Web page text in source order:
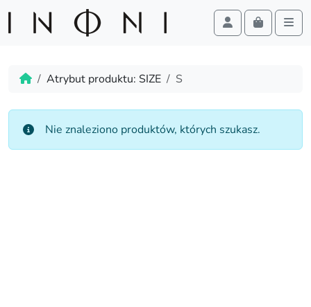
Account
Cart
HomeAtrybut produktu: SIZE S
Nie znaleziono produktów, których szukasz.